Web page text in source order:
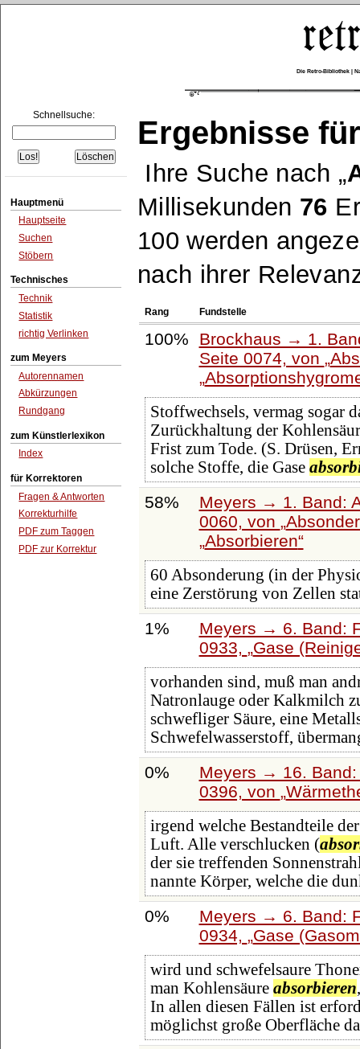
Die Retro-Bibliothek |
Schnellsuche:
Hauptmenü
Hauptseite
Suchen
Stöbern
Technisches
Technik
Statistik
richtig Verlinken
zum Meyers
Autorennamen
Abkürzungen
Rundgang
zum Künstlerlexikon
Index
für Korrektoren
Fragen & Antworten
Korrekturhilfe
PDF zum Taggen
PDF zur Korrektur
Ergebnisse
Ihre Suche nach
Millisekunden 76
100 werden
nach ihrer
Rang Fundstelle
100%
Brockhaus → 1.
Seite 0074, von
Stoffwechsels, vermag sogar
Zurückhaltung der
Frist zum Tode. (S. Drüsen,
solche Stoffe, die Gase
58%
Meyers → 1. Band:
0060, von
Absorbieren
60 Absonderung (in der
eine Zerstörung von Zellen
1%
Meyers → 6. Band:
0933,
Gase
vorhanden sind, muß man
Natronlauge oder Kalkmilch
schwefliger Säure, eine
Schwefelwasserstoff,
0%
Meyers → 16.
0396, von
irgend welche Bestandteile
Luft. Alle verschlucken (
der sie treffenden
nannte Körper, welche die
0%
Meyers → 6. Band:
0934,
Gase
wird und schwefelsaure
man Kohlensäure absorbieren
In allen diesen Fällen ist
möglichst große Oberfläche